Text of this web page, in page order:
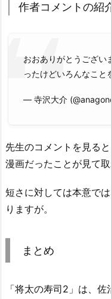
作者コメントの紹
おおありがとうござい
ったけどいろんなこと
— 寺沢大介
先生のコメントを見る
漫画だったことが見て取
短さに対しては本意で
りますが。
まとめ
「将太の寿司2」は、